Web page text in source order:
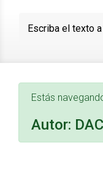
Estás
Autor: